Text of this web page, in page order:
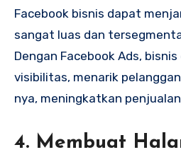
Facebook bisnis dapat
sangat luas dan
Dengan Facebook Ads,
visibilitas, menarik
nya, meningkatkan
4. Membuat